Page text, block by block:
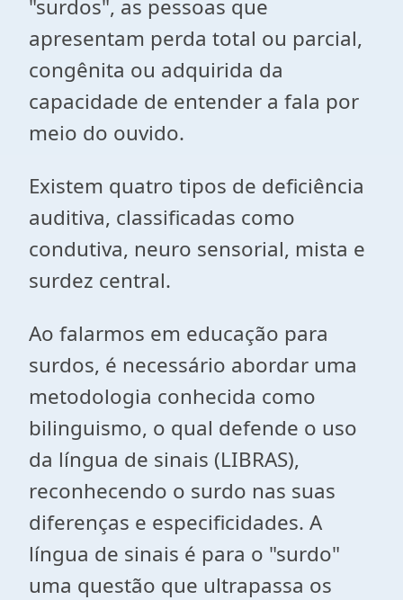
"surdos", as pessoas que
apresentam perda total ou parcial,
congênita ou adquirida da
capacidade de entender a fala por
meio do ouvido.
Existem quatro tipos de deficiência
auditiva, classificadas como
condutiva, neuro sensorial, mista e
surdez central.
Ao falarmos em educação para
surdos, é necessário abordar uma
metodologia conhecida como
bilinguismo, o qual defende o uso
da língua de sinais (LIBRAS),
reconhecendo o surdo nas suas
diferenças e especificidades. A
língua de sinais é para o "surdo"
uma questão que ultrapassa os